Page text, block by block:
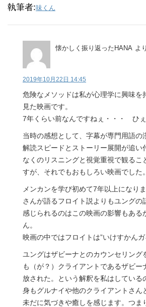
執筆者:味くん
懐かしく振り返ったHANA よ
2019年10月22日 14:45
危険なメソッドは私が心理学に興味を
見た映画です。
7年くらい前なんですねぇ・・・ ひぇ
当時の感想として、字幕が専門用語の
解読スピードとストーリー展開が追い
なくのリスニングと視覚重視で観るこ
すが、それでもおもしろい映画でした。
メンカンを学び初めて7年以上になり
さんが語るフロイト説よりもユングの
感じられるのはこの映画の影響もある
ん。
映画の中ではフロイトは”いけすかんガ
ユングはザビーナとのカウンセリング
も（が？）クライアントであるザビー
放された。という解釈を私はしている
身もグルナイや他のクライアントさん
未だに気づきや癒しを感じます。つま